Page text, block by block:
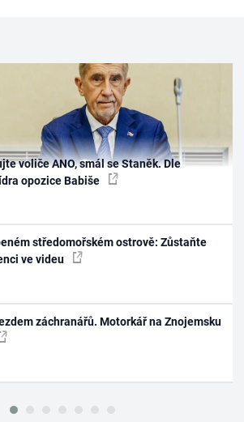
voliče ANO, smál se Staněk. Dle
opozice Babiše
středomořském ostrově: Zůstaňte
ve videu
záchranářů. Motorkář na Znojemsku